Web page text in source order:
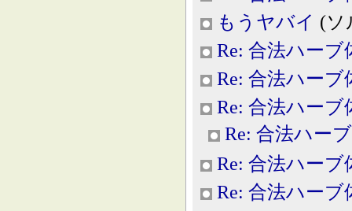
もうヤバイ (ソ
Re: 合法ハーブ
Re: 合法ハーブ
Re: 合法ハーブ
Re: 合法ハー
Re: 合法ハーブ
Re: 合法ハーブ